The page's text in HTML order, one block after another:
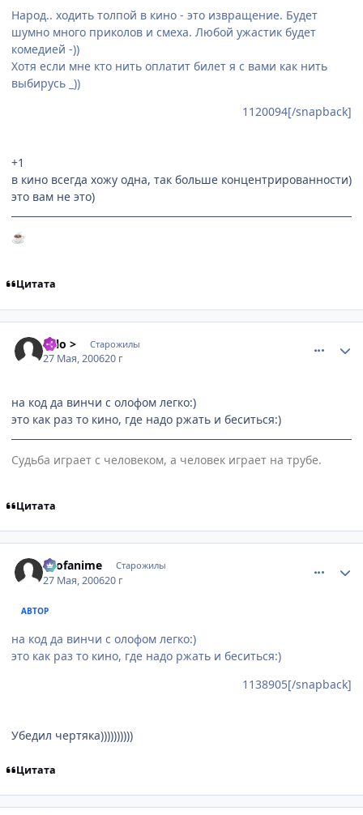
Народ.. ходить толпой в кино - это извращение. Будет
шумно много приколов и смеха. Любой ужастик будет
комедией -))
Хотя если мне кто нить оплатит билет я с вами как нить
выбирусь _))
1120094[/snapback]
+1
в кино всегда хожу одна, так больше концентрированности)
это вам не это)
☕
Цитата
solo > Старожилы
27 Мая, 200620 г
на код да винчи с олофом легко:)
это как раз то кино, где надо ржать и беситься:)
Судьба играет с человеком, а человек играет на трубе.
Цитата
allofanime Старожилы
27 Мая, 200620 г
АВТОР
на код да винчи с олофом легко:)
это как раз то кино, где надо ржать и беситься:)
1138905[/snapback]
Убедил чертяка))))))))))
Цитата